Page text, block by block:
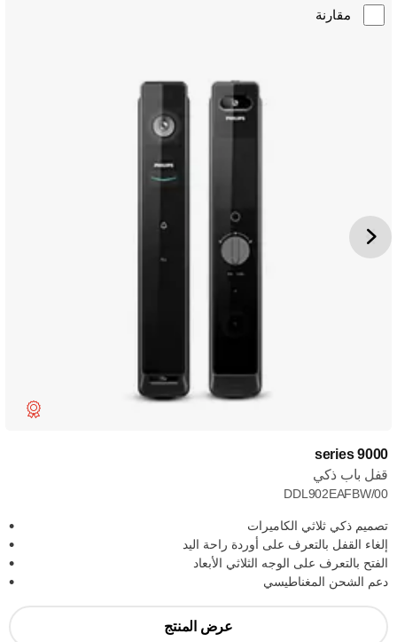
مقارنة
9000 series
قفل باب ذكي
DDL902EAFBW/00
تصميم ذكي ثلاثي الكاميرات
إلغاء القفل بالتعرف على أوردة راحة اليد
الفتح بالتعرف على الوجه الثلاثي الأبعاد
دعم الشحن المغناطيسي
عرض المنتج